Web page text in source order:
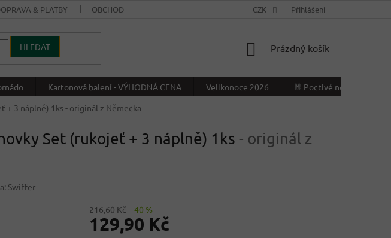
& PLATBY OBCHODNÍ PODMÍNKY VÝDEJNÍ MÍSTO
CZK Přihlášení
HLEDAT
NÁKUPNÍ
Prázdný košík
Kartonová balení - VÝHODNÁ CENA Velikonoce 2026
🐰 Poctivé německé
+ 3 náplně) 1ks- originál z Německa
Set (rukojeť + 3 náplně) 1ks - originál z
Swiffer
216,60 Kč –40 %
129,90 Kč